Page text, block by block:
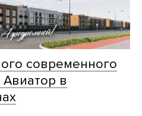
современного
в